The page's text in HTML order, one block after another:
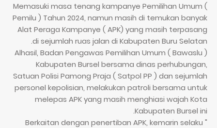
Memasuki masa tenang kampanye Pemilihan Umum (
Pemilu ) Tahun 2024, namun masih di temukan banyak
Alat Peraga Kampanye ( APK) yang masih terpasang
di sejumlah ruas jalan di Kabupaten Buru Selatan.
Alhasil, Badan Pengawas Pemilihan Umum ( Bawaslu )
Kabupaten Bursel bersama dinas perhubungan,
Satuan Polisi Pamong Praja ( Satpol PP ) dan sejumlah
personel kepolisian, melakukan patroli bersama untuk
melepas APK yang masih menghiasi wajah Kota
Kabupaten Bursel ini.
" Berkaitan dengan penertiban APK, kemarin selaku